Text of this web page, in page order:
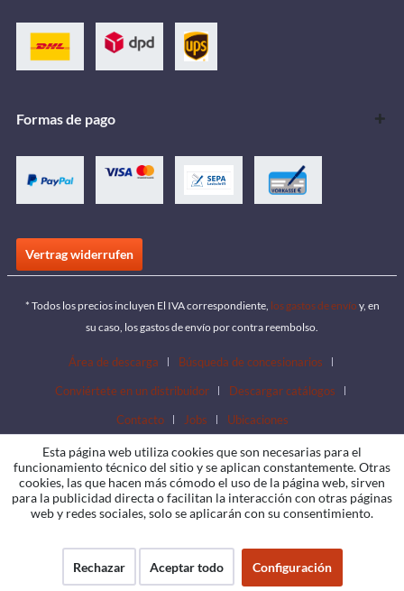
Formas de pago
Vertrag widerrufen
* Todos los precios incluyen El IVA correspondiente, los gastos de envío y, en
su caso, los gastos de envío por contra reembolso.
Área de descarga
Búsqueda de concesionarios
Conviértete en un distribuidor
Descargar catálogos
Contacto
Jobs Ubicaciones
Esta página web utiliza cookies que son necesarias para el
funcionamiento técnico del sitio y se aplican constantemente. Otras
cookies, las que hacen más cómodo el uso de la página web, sirven
para la publicidad directa o facilitan la interacción con otras páginas
web y redes sociales, solo se aplicarán con su consentimiento.
Rechazar Aceptar todo Configuración